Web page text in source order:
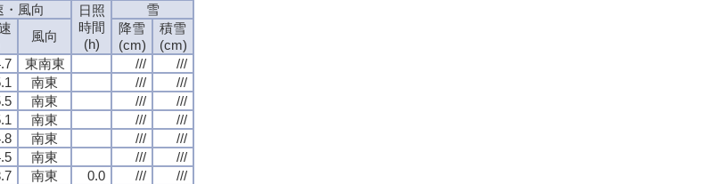
・風向
日照
時間
(h)
雪
風向
降雪
(cm)
積雪
(cm)
東南東 ///
///
南東 ///
///
南東 ///
///
南東 ///
///
南東 ///
///
南東 ///
///
南東 0.0 ///
///
・風向
日照
時間
(h)
雪
風向
降雪
(cm)
積雪
(cm)
東南東 ///
///
南東 ///
///
南東 ///
///
南東 ///
///
南東 ///
///
南東 ///
///
南東 0.0 ///
///
・風向
日照
時間
(h)
雪
風向
降雪
(cm)
積雪
(cm)
東南東 ///
///
南東 ///
///
南東 ///
///
南東 ///
///
南東 ///
///
南東 ///
///
南東 0.0 ///
///
・風向
日照
時間
(h)
雪
風向
降雪
(cm)
積雪
(cm)
東南東 ///
///
南東 ///
///
南東 ///
///
南東 ///
///
南東 ///
///
南東 ///
///
南東 0.0 ///
///